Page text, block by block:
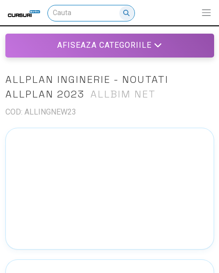
AFISEAZA CATEGORIILE
ALLPLAN INGINERIE - NOUTATI
ALLPLAN 2023
ALLBIM NET
COD: ALLINGNEW23